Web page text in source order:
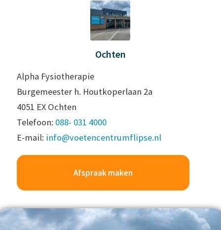
Ochten
Alpha Fysiotherapie
Burgemeester h. Houtkoperlaan 2a
4051 EX Ochten
Telefoon: 088- 031 4000
E-mail: info@voetencentrumflipse.nl
Afspraak maken